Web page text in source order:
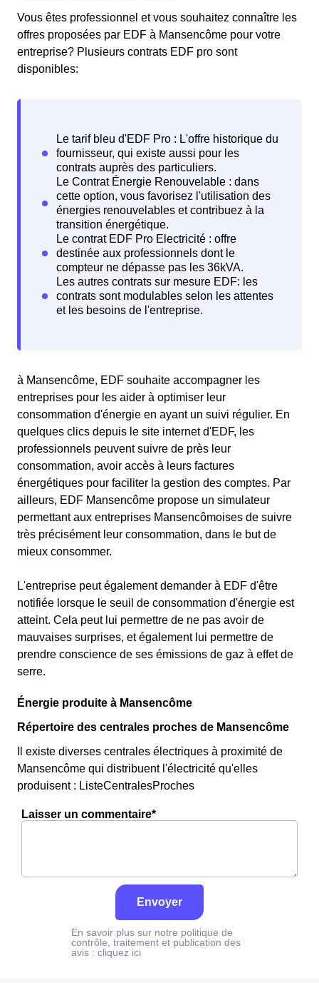
Vous êtes professionnel et vous souhaitez connaître les
offres proposées par EDF à Mansencôme pour votre
entreprise? Plusieurs contrats EDF pro sont
disponibles:
à Mansencôme, EDF souhaite accompagner les
entreprises pour les aider à optimiser leur
consommation d'énergie en ayant un suivi régulier. En
quelques clics depuis le site internet d'EDF, les
professionnels peuvent suivre de près leur
consommation, avoir accès à leurs factures
énergétiques pour faciliter la gestion des comptes. Par
ailleurs, EDF Mansencôme propose un simulateur
permettant aux entreprises Mansencômoises de suivre
très précisément leur consommation, dans le but de
mieux consommer.
L'entreprise peut également demander à EDF d'être
notifiée lorsque le seuil de consommation d'énergie est
atteint. Cela peut lui permettre de ne pas avoir de
mauvaises surprises, et également lui permettre de
prendre conscience de ses émissions de gaz à effet de
serre.
Énergie produite à Mansencôme
Répertoire des centrales proches de Mansencôme
Il existe diverses centrales électriques à proximité de
Mansencôme qui distribuent l'électricité qu'elles
produisent : ListeCentralesProches
Laisser un commentaire*
Envoyer
En savoir plus sur notre politique de
contrôle, traitement et publication des
avis : cliquez ici